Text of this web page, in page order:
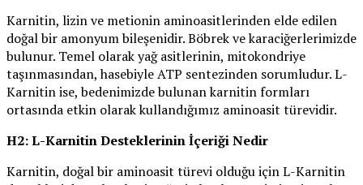
Karnitin, lizin ve metionin aminoasitlerinden elde edilen
doğal bir amonyum bileşenidir. Böbrek ve karaciğerlerimizde
bulunur. Temel olarak yağ asitlerinin, mitokondriye
taşınmasından, hasebiyle ATP sentezinden sorumludur. L-
Karnitin ise, bedenimizde bulunan karnitin formları
ortasında etkin olarak kullandığımız aminoasit türevidir.
H2: L-Karnitin Desteklerinin İçeriği Nedir
Karnitin, doğal bir aminoasit türevi olduğu için L-Karnitin